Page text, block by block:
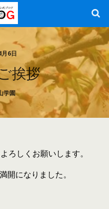
6日
挨拶
学園
ろしくお願いします。
開になりました。